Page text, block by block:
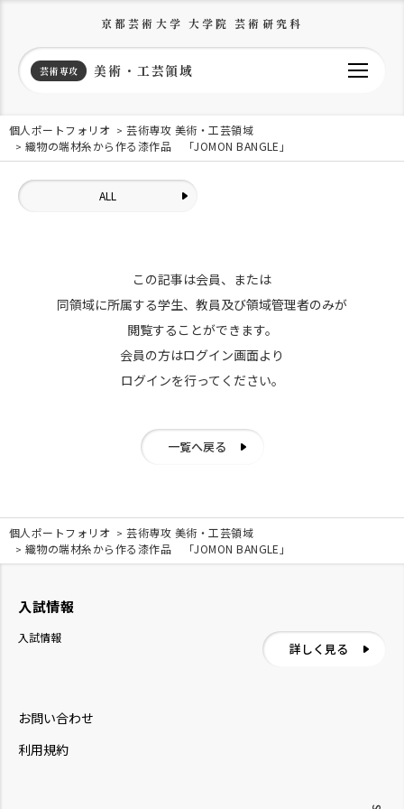
京都芸術大学 大学院 芸術研究科
芸術専攻 美術・工芸領域
個人ポートフォリオ
芸術専攻 美術・工芸領域
織物の端材糸から作る漆作品 「JOMON BANGLE」
ALL
この記事は会員、または
同領域に所属する学生、教員及び領域管理者のみが
閲覧することができます。
会員の方はログイン画面より
ログインを行ってください。
一覧へ戻る
個人ポートフォリオ
芸術専攻 美術・工芸領域
織物の端材糸から作る漆作品 「JOMON BANGLE」
お問い合わせ
利用規約
入試情報
入試情報
詳しく見る